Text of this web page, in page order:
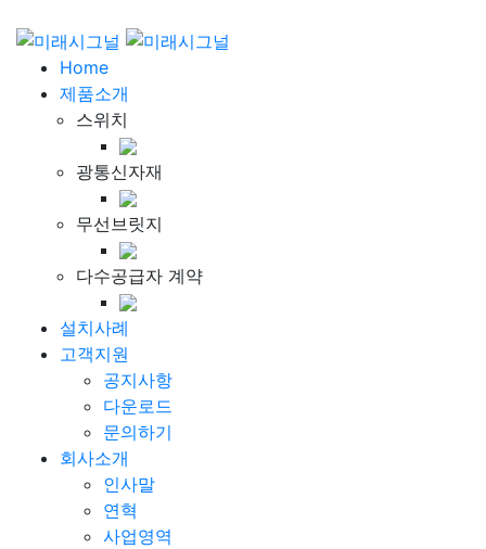
Home
제품소개
스위치
광통신자재
무선브릿지
다수공급자 계약
설치사례
고객지원
공지사항
다운로드
문의하기
회사소개
인사말
연혁
사업영역